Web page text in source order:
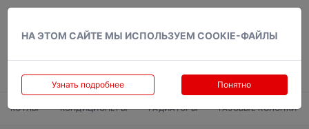
НА ЭТОМ САЙТЕ МЫ ИСПОЛЬЗУЕМ COOKIE-ФАЙЛЫ
Узнать подробнее Понятно
КОТЛЫ КОНДИЦИОНЕРЫ РАДИАТОРЫ ГАЗОВЫЕ КОЛОНКИ